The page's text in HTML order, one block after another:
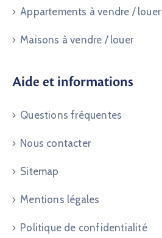
Appartements à vendre / louer
Maisons à vendre / louer
Aide et informations
Questions fréquentes
Nous contacter
Sitemap
Mentions légales
Politique de confidentialité